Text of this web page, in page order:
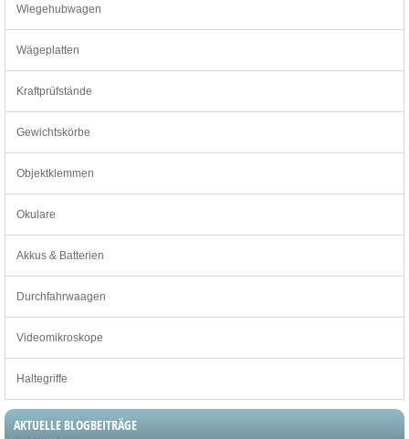
Wiegehubwagen
Wägeplatten
Kraftprüfstände
Gewichtskörbe
Objektklemmen
Okulare
Akkus & Batterien
Durchfahrwaagen
Videomikroskope
Haltegriffe
AKTUELLE BLOGBEITRÄGE